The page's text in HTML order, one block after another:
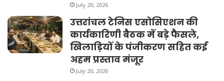
July 20, 2026
उत्तरांचल टेनिस एसोसिएशन की
कार्यकारिणी बैठक में बड़े फैसले,
खिलाड़ियों के पंजीकरण सहित कई
अहम प्रस्ताव मंजूर
July 20, 2026